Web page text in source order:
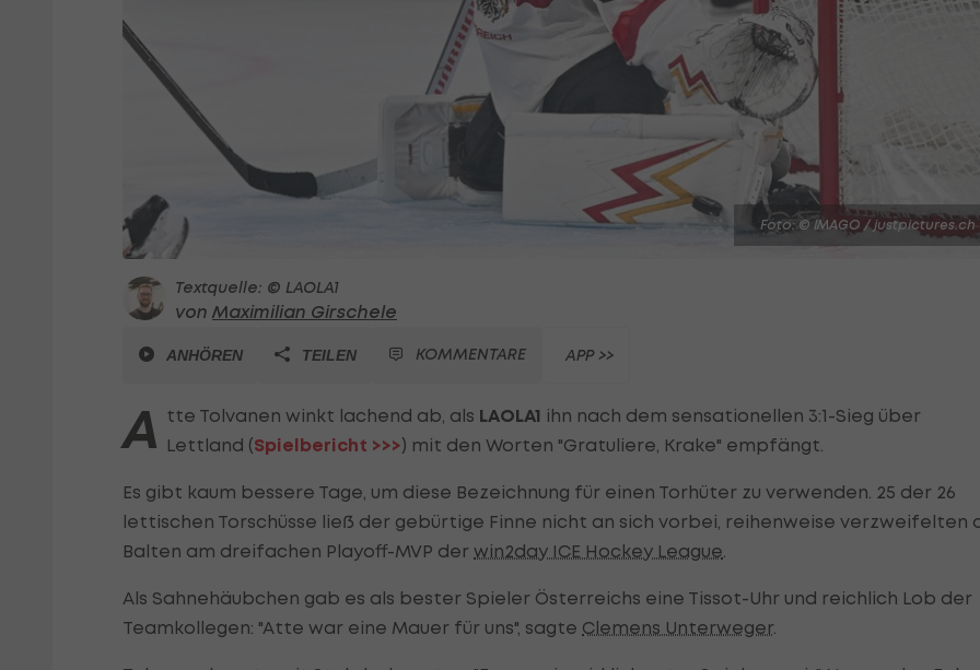
Foto: © IMAGO / justpictures.ch
Textquelle: © LAOLA1
von Maximilian Girschele
ANHÖREN TEILEN KOMMENTARE APP >>
A tte Tolvanen winkt lachend ab, als LAOLA1 ihn nach dem sensationellen 3:1-Sieg über
Lettland (Spielbericht >>>) mit den Worten "Gratuliere, Krake" empfängt.
Es gibt kaum bessere Tage, um diese Bezeichnung für einen Torhüter zu verwenden. 25 der 26
lettischen Torschüsse ließ der gebürtige Finne nicht an sich vorbei, reihenweise verzweifelten
Balten am dreifachen Playoff-MVP der win2day ICE Hockey League.
Als Sahnehäubchen gab es als bester Spieler Österreichs eine Tissot-Uhr und reichlich Lob der
Teamkollegen: "Atte war eine Mauer für uns", sagte Clemens Unterweger.